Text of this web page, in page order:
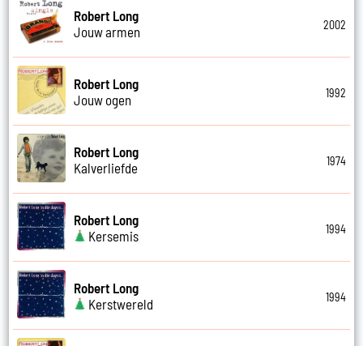
Robert Long
Jouw armen
2002
Robert Long
Jouw ogen
1992
Robert Long
Kalverliefde
1974
Robert Long
Kersemis
1994
Robert Long
Kerstwereld
1994